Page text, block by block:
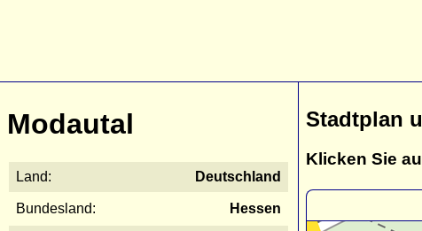
Modautal
Land: Deutschland
Bundesland: Hessen
Stadtplan
Klicken Sie